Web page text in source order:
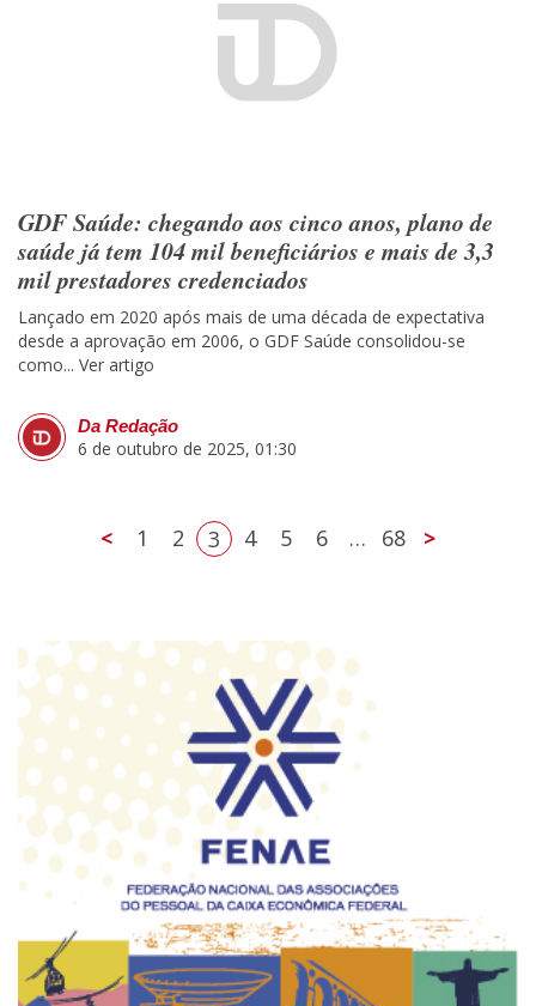
GDF Saúde: chegando aos cinco anos, plano de
saúde já tem 104 mil beneficiários e mais de 3,3
mil prestadores credenciados
Lançado em 2020 após mais de uma década de expectativa
desde a aprovação em 2006, o GDF Saúde consolidou-se
como... Ver artigo
Da Redação
6 de outubro de 2025, 01:30
< 1 2 3 4 5 6 … 68 >